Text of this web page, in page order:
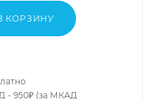
КОРЗИНУ
- 950₽ (за МКАД